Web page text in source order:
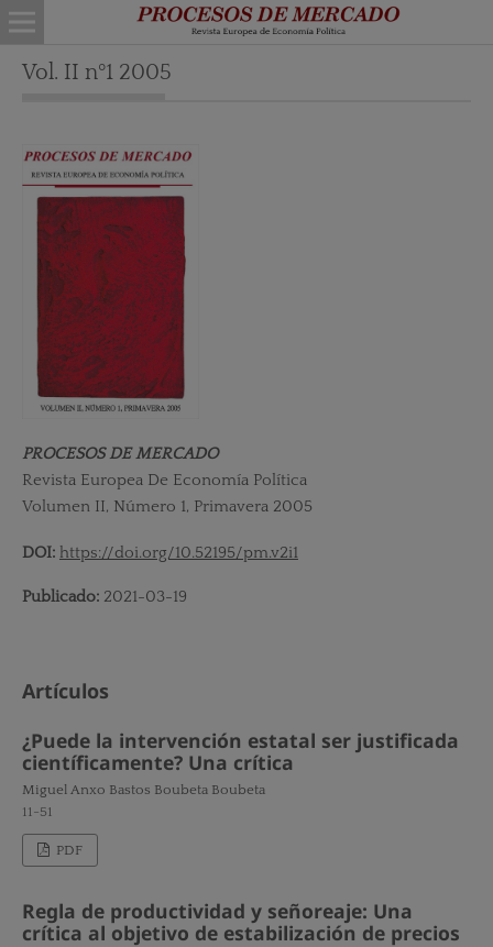
Vol. II nº1 2005
PROCESOS DE MERCADO
Revista Europea De Economía Política
Volumen II, Número 1, Primavera 2005
DOI: https://doi.org/10.52195/pm.v2i1
Publicado: 2021-03-19
Artículos
¿Puede la intervención estatal ser justificada
científicamente? Una crítica
Miguel Anxo Bastos Boubeta Boubeta
11-51
PDF
Regla de productividad y señoreaje: Una
crítica al objetivo de estabilización de precios